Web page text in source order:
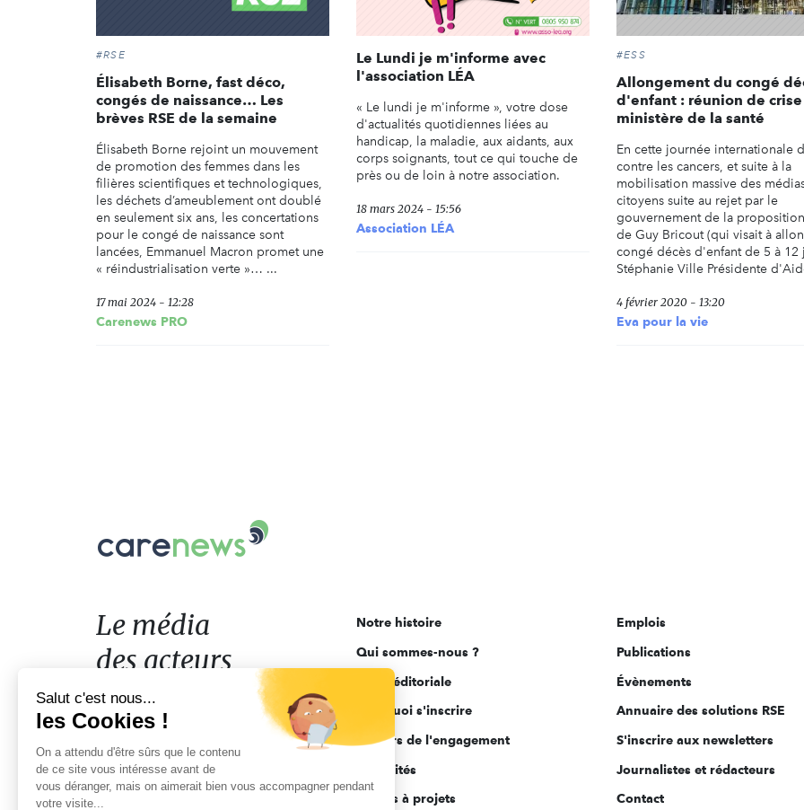
#RSE
Élisabeth Borne, fast déco,
congés de naissance… Les
brèves RSE de la semaine
Élisabeth Borne rejoint un mouvement
de promotion des femmes dans les
filières scientifiques et technologiques,
les déchets d’ameublement ont doublé
en seulement six ans, les concertations
pour le congé de naissance sont
lancées, Emmanuel Macron promet une
« réindustrialisation verte »… ...
17 mai 2024 - 12:28
Carenews PRO
Le Lundi je m'informe avec
l'association LÉA
« Le lundi je m'informe », votre dose
d'actualités quotidiennes liées au
handicap, la maladie, aux aidants, aux
corps soignants, tout ce qui touche de
près ou de loin à notre association.
18 mars 2024 - 15:56
Association LÉA
#ESS
Allongement du congé
d'enfant : réunion de crise
ministère de la santé
En cette journée internationale
contre les cancers, et suite à la
mobilisation massive des
citoyens suite au rejet par le
gouvernement de la
de Guy Bricout (qui visait à
congé décès d'enfant de 5 à 12
Stéphanie Ville Présidente
4 février 2020 - 13:20
Eva pour la vie
Le
acteurs
de
l'engagement
Le média
des acteurs
de l'engagement
Notre histoire
Qui sommes-nous ?
Ligne éditoriale
Pourquoi s'inscrire
Acteurs de l'engagement
Actualités
Appels à projets
Emplois
Publications
Évènements
Annuaire des solutions RSE
S'inscrire aux newsletters
Journalistes et rédacteurs
Contact
Salut c'est nous...
les Cookies !
On a attendu d'être sûrs que le contenu
de ce site vous intéresse avant de
vous déranger, mais on aimerait bien vous accompagner pendant
votre visite...